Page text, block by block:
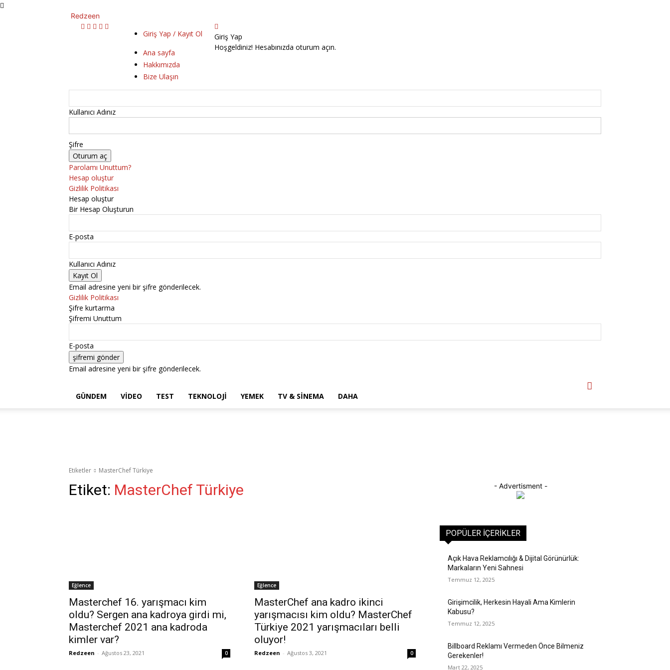
Redzeen
Giriş Yap / Kayıt Ol
Ana sayfa
Hakkımızda
Bize Ulaşın
Giriş Yap
Hoşgeldiniz! Hesabınızda oturum açın.
Kullanıcı Adınız
Şifre
Parolamı Unuttum?
Hesap oluştur
Gizlilik Politikası
Hesap oluştur
Bir Hesap Oluşturun
E-posta
Kullanıcı Adınız
Email adresine yeni bir şifre gönderilecek.
Gizlilik Politikası
Şifre kurtarma
Şifremi Unuttum
E-posta
Email adresine yeni bir şifre gönderilecek.
GÜNDEM VIDEO TEST TEKNOLOJI YEMEK TV & SINEMA DAHA
Etiketler MasterChef Türkiye
Etiket: MasterChef Türkiye
Eğlence
Masterchef 16. yarışmacı kim
oldu? Sergen ana kadroya girdi mi,
Masterchef 2021 ana kadroda
kimler var?
Redzeen - Ağustos 23, 2021 0
Eğlence
MasterChef ana kadro ikinci
yarışmacısı kim oldu? MasterChef
Türkiye 2021 yarışmacıları belli
oluyor!
Redzeen - Ağustos 3, 2021 0
- Advertisment -
POPÜLER İÇERIKLER
Açık Hava Reklamcılığı & Dijital Görünürlük:
Markaların Yeni Sahnesi
Temmuz 12, 2025
Girişimcilik, Herkesin Hayali Ama Kimlerin
Kabusu?
Temmuz 12, 2025
Billboard Reklamı Vermeden Önce Bilmeniz
Gerekenler!
Mart 22, 2025